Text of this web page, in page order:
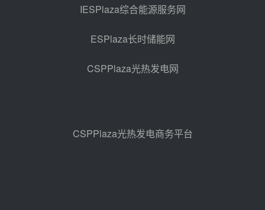
2026-2029年熔盐介质框架协议
中能建华中试研院中标重能新疆
100MW光热项目机组调试及性能
试验
昨天 08-05 10:41
格局
昨天 08-05 09:11
IESPlaza综合能源服务网
ESPlaza长时储能网
CSPPlaza光热发电网
CSPPlaza光热发电商务平台